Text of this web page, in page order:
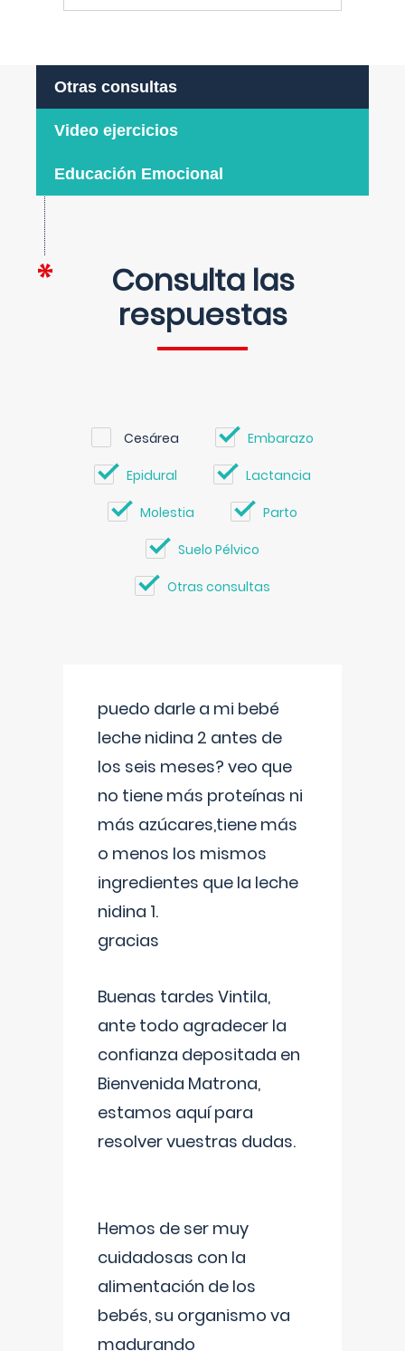
Otras consultas
Video ejercicios
Educación Emocional
Consulta las
respuestas
Cesárea Embarazo
Epidural Lactancia
Molestia Parto
Suelo Pélvico
Otras consultas
puedo darle a mi bebé
leche nidina 2 antes de
los seis meses? veo que
no tiene más proteínas ni
más azúcares,tiene más
o menos los mismos
ingredientes que la leche
nidina 1.
gracias
Buenas tardes Vintila,
ante todo agradecer la
confianza depositada en
Bienvenida Matrona,
estamos aquí para
resolver vuestras dudas.
Hemos de ser muy
cuidadosas con la
alimentación de los
bebés, su organismo va
madurando